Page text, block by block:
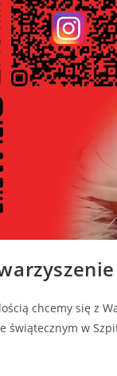
chcemy się z
świątecznym w